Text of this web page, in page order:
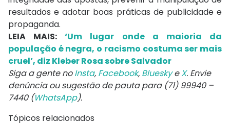
resultados e adotar boas práticas de publicidade e
propaganda.
LEIA MAIS:‘Um lugar onde a maioria da
população é negra, o racismo costuma ser mais
cruel’, diz Kleber Rosa sobre Salvador
Siga a gente noInsta, Facebook, BlueskyeX. Envie
denúncia ou sugestão de pauta para (71) 99940 –
7440 (WhatsApp).
Tópicos relacionados